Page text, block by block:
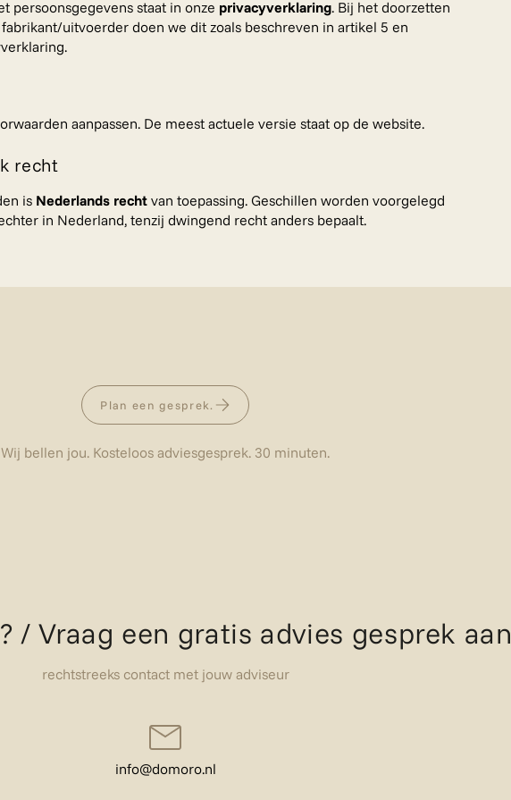
persoonsgegevens staat in onze privacyverklaring. Bij het doorzetten
uitvoerder doen we dit zoals beschreven in artikel 5 en
aanpassen. De meest actuele versie staat op de website.
recht
is Nederlands recht van toepassing. Geschillen worden voorgelegd
in Nederland, tenzij dwingend recht anders bepaalt.
Plan een gesprek.
Wij bellen jou. Kosteloos adviesgesprek. 30 minuten.
/ Vraag een gratis advies gesprek aan
rechtstreeks contact met jouw adviseur
info@domoro.nl